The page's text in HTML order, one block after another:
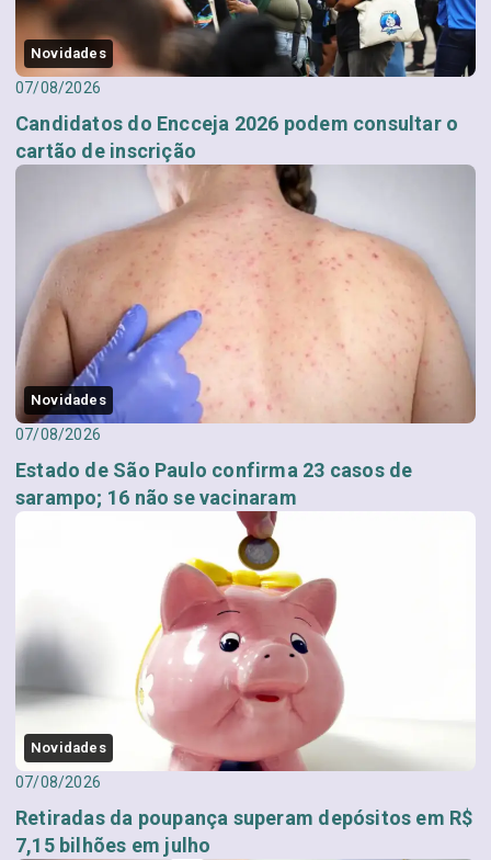
Novidades
07/08/2026
Candidatos do Encceja 2026 podem consultar o
cartão de inscrição
Novidades
07/08/2026
Estado de São Paulo confirma 23 casos de
sarampo; 16 não se vacinaram
Novidades
07/08/2026
Retiradas da poupança superam depósitos em R$
7,15 bilhões em julho